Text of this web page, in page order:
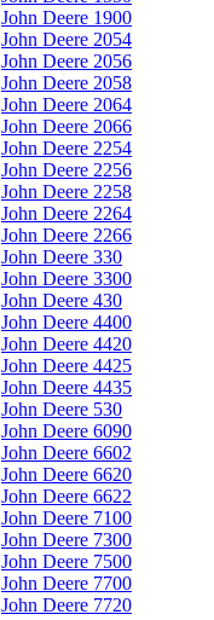
John Deere 1900
John Deere 2054
John Deere 2056
John Deere 2058
John Deere 2064
John Deere 2066
John Deere 2254
John Deere 2256
John Deere 2258
John Deere 2264
John Deere 2266
John Deere 330
John Deere 3300
John Deere 430
John Deere 4400
John Deere 4420
John Deere 4425
John Deere 4435
John Deere 530
John Deere 6090
John Deere 6602
John Deere 6620
John Deere 6622
John Deere 7100
John Deere 7300
John Deere 7500
John Deere 7700
John Deere 7720